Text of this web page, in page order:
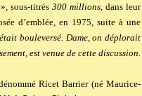
sous-titrés 300 millions, dans leur
d’emblée, en 1975, suite à une
bouleversé. Dame, on déplorait
est venue de cette discussion.
Ricet Barrier (né Maurice-